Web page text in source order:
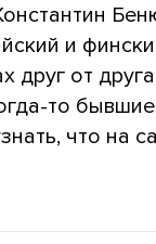
и
друг от
то
что на